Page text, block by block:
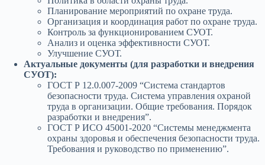
Планирование мероприятий по охране труда.
Организация и координация работ по охране труда.
Контроль за функционированием СУОТ.
Анализ и оценка эффективности СУОТ.
Улучшение СУОТ.
Актуальные документы (для разработки и внедрения
СУОТ):
ГОСТ Р 12.0.007-2009 “Система стандартов
безопасности труда. Система управления охраной
труда в организации. Общие требования. Порядок
разработки и внедрения”.
ГОСТ Р ИСО 45001-2020 “Системы менеджмента
охраны здоровья и обеспечения безопасности труда.
Требования и руководство по применению”.